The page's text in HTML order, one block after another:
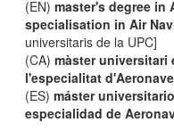
(EN)master's degree in
specialisation in Air
universitaris de la UPC]
(CA)màster universitari
l'especialitat
(ES)máster
especialidad de